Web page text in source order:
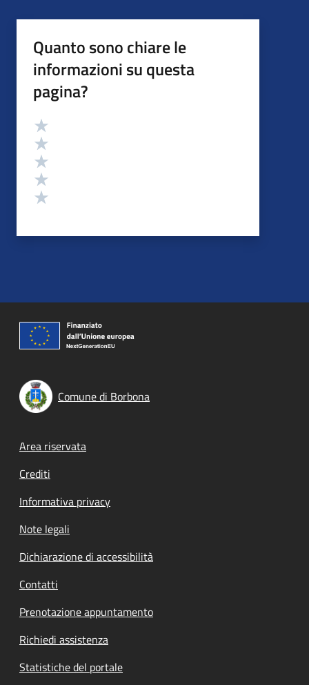
Quanto sono chiare le
informazioni su questa
pagina?
Valutazione
Comune di Borbona
Footer menu
Area riservata
Crediti
Informativa privacy
Note legali
Dichiarazione di accessibilità
Contatti
Prenotazione appuntamento
Richiedi assistenza
Statistiche del portale